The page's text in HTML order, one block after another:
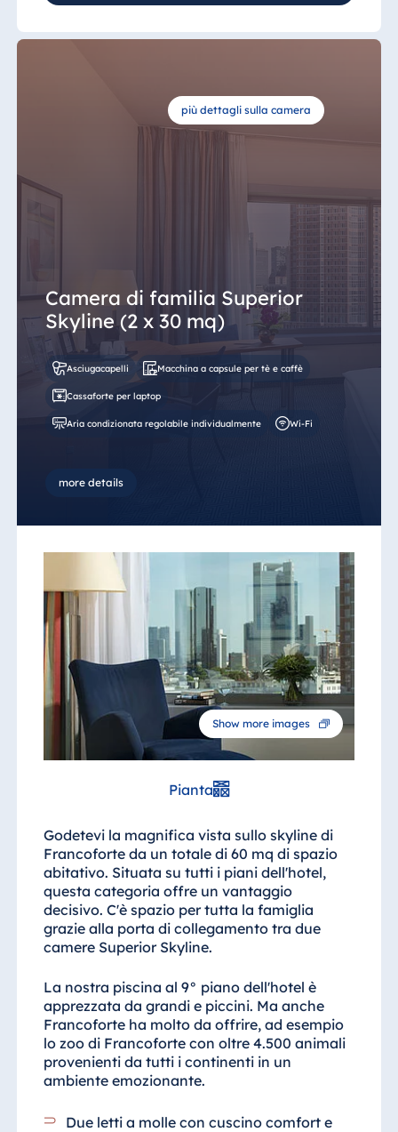
più dettagli sulla camera
Camera di familia Superior
Skyline (2 x 30 mq)
Asciugacapelli Macchina a capsule per tè e caffè
Cassaforte per laptop
Aria condizionata regolabile individualmente Wi-Fi
more details
Show more images
Pianta
Godetevi la magnifica vista sullo skyline di
Francoforte da un totale di 60 mq di spazio
abitativo. Situata su tutti i piani dell'hotel,
questa categoria offre un vantaggio
decisivo. C'è spazio per tutta la famiglia
grazie alla porta di collegamento tra due
camere Superior Skyline.
La nostra piscina al 9° piano dell'hotel è
apprezzata da grandi e piccini. Ma anche
Francoforte ha molto da offrire, ad esempio
lo zoo di Francoforte con oltre 4.500 animali
provenienti da tutti i continenti in un
ambiente emozionante.
Due letti a molle con cuscino comfort e